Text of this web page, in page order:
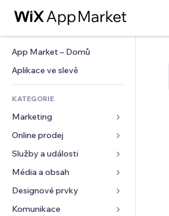
App Market – Domů
Aplikace ve slevě
KATEGORIE
Marketing
Reklamy
Mobilní zařízení
Analytika
Online prodej
Aplikace pro obchody
Doprava a doručení
Tlačítka pro prodej
Služby a události
Ubytování
Události
Restaurace
Média a obsah
Galerie
Hudba
Designové prvky
Mapy a navigace